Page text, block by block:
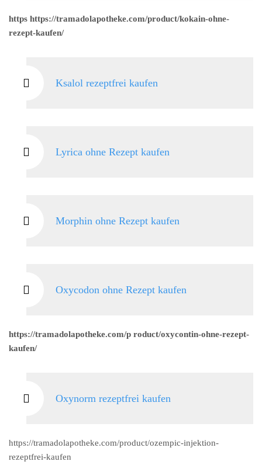
https https://tramadolapotheke.com/product/kokain-ohne-
rezept-kaufen/
Ksalol rezeptfrei kaufen
Lyrica ohne Rezept kaufen
Morphin ohne Rezept kaufen
Oxycodon ohne Rezept kaufen
https://tramadolapotheke.com/p roduct/oxycontin-ohne-rezept-
kaufen/
Oxynorm rezeptfrei kaufen
https://tramadolapotheke.com/product/ozempic-injektion-
rezeptfrei-kaufen